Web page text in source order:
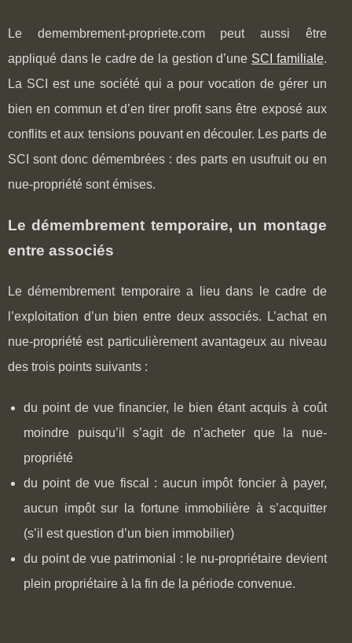
Le demembrement-propriete.com peut aussi être
appliqué dans le cadre de la gestion d’une SCI familiale.
La SCI est une société qui a pour vocation de gérer un
bien en commun et d’en tirer profit sans être exposé aux
conflits et aux tensions pouvant en découler. Les parts de
SCI sont donc démembrées : des parts en usufruit ou en
nue-propriété sont émises.
Le démembrement temporaire, un montage
entre associés
Le démembrement temporaire a lieu dans le cadre de
l’exploitation d’un bien entre deux associés. L’achat en
nue-propriété est particulièrement avantageux au niveau
des trois points suivants :
du point de vue financier, le bien étant acquis à coût
moindre puisqu’il s’agit de n’acheter que la nue-
propriété
du point de vue fiscal : aucun impôt foncier à payer,
aucun impôt sur la fortune immobilière à s’acquitter
(s’il est question d’un bien immobilier)
du point de vue patrimonial : le nu-propriétaire devient
plein propriétaire à la fin de la période convenue.